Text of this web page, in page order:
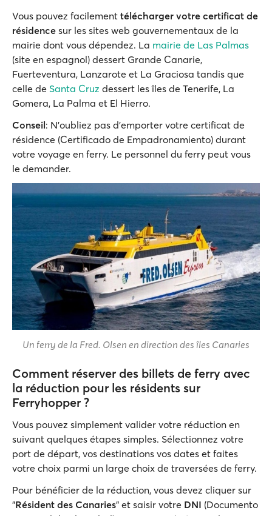
Vous pouvez facilement télécharger votre certificat de
résidence sur les sites web gouvernementaux de la
mairie dont vous dépendez. La mairie de Las Palmas
(site en espagnol) dessert Grande Canarie,
Fuerteventura, Lanzarote et La Graciosa tandis que
celle de Santa Cruz dessert les îles de Tenerife, La
Gomera, La Palma et El Hierro.
Conseil: N'oubliez pas d'emporter votre certificat de
résidence (Certificado de Empadronamiento) durant
votre voyage en ferry. Le personnel du ferry peut vous
le demander.
Un ferry de la Fred. Olsen en direction des îles Canaries
Comment réserver des billets de ferry avec
la réduction pour les résidents sur
Ferryhopper ?
Vous pouvez simplement valider votre réduction en
suivant quelques étapes simples. Sélectionnez votre
port de départ, vos destinations vos dates et faites
votre choix parmi un large choix de traversées de ferry.
Pour bénéficier de la réduction, vous devez cliquer sur
"Résident des Canaries” et saisir votre DNI (Documento